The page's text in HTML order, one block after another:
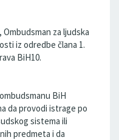
za ljudska
iz odredbe člana 1.
BiH10.
BiH
da provodi istrage po
sistema ili
predmeta i da